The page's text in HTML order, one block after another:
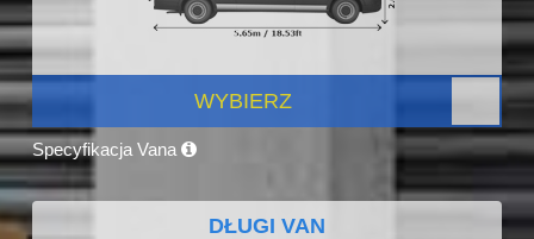
WYBIERZ
Specyfikacja Vana
DŁUGI VAN